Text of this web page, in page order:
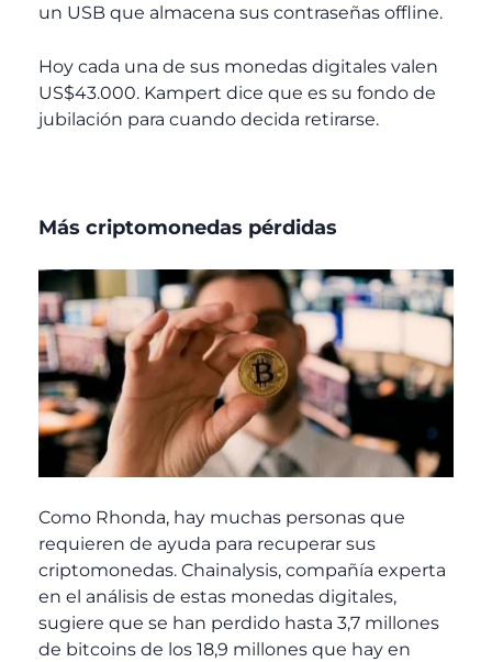
un USB que almacena sus contraseñas offline.
Hoy cada una de sus monedas digitales valen
US$43.000. Kampert dice que es su fondo de
jubilación para cuando decida retirarse.
Más criptomonedas pérdidas
Como Rhonda, hay muchas personas que
requieren de ayuda para recuperar sus
criptomonedas. Chainalysis, compañía experta
en el análisis de estas monedas digitales,
sugiere que se han perdido hasta 3,7 millones
de bitcoins de los 18,9 millones que hay en